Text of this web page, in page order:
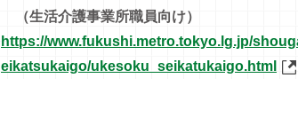
（生活介護事業所職員向け）
https://www.fukushi.metro.tokyo.lg.jp/
eikatsukaigo/ukesoku_seikatukaigo.html